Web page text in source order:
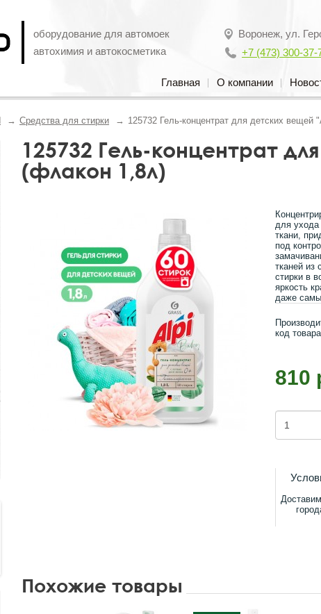
оборудование для автомоек
автохимия и автокосметика
Воронеж, ул.
+7 (473) 300-37-
Главная О компании
Средства для стирки 125732 Гель-концентрат для детских вещей
125732 Гель-концентрат
(флакон 1,8л)
для ухода
ткани,
под
тканей из
стирки в
яркость
даже
код
810
Похожие товары